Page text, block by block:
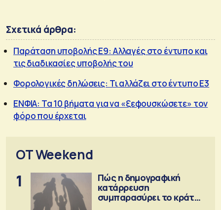
Σχετικά άρθρα:
Παράταση υποβολής Ε9: Αλλαγές στο έντυπο και
τις διαδικασίες υποβολής του
Φορολογικές δηλώσεις: Τι αλλάζει στο έντυπο Ε3
ΕΝΦΙΑ: Τα 10 βήματα για να «ξεφουσκώσετε» τον
φόρο που έρχεται
OT Weekend
1
Πώς η δημογραφική
κατάρρευση
συμπαρασύρει το κράτος